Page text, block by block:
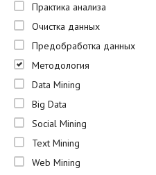
Практика анализа
Очистка данных
Предобработка данных
Методология
Data Mining
Big Data
Social Mining
Text Mining
Web Mining